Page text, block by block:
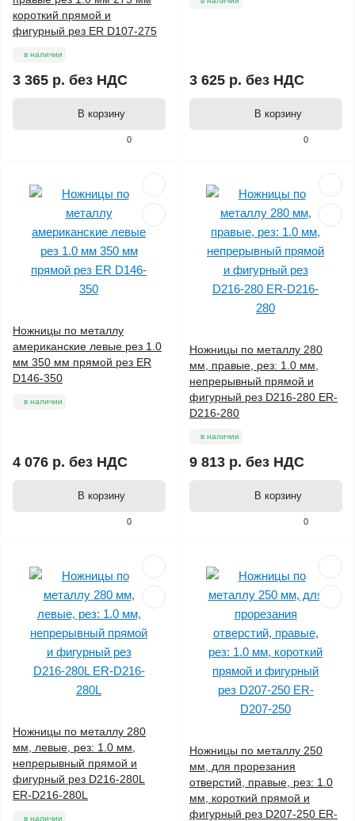
0
короткий прямой и
фигурный рез ER D107-275
в наличии
3 365 р. без НДС
В корзину
0
3 625 р. без НДС
В корзину
0
Ножницы по металлу
американские левые рез 1.0
мм 350 мм прямой рез ER
D146-350
в наличии
4 076 р. без НДС
В корзину
0
Ножницы по металлу 280
мм, правые, рез: 1.0 мм,
непрерывный прямой и
фигурный рез D216-280 ER-
D216-280
в наличии
9 813 р. без НДС
В корзину
Ножницы по металлу 280
мм, левые, рез: 1.0 мм,
непрерывный прямой и
фигурный рез D216-280L
ER-D216-280L
в наличии
Ножницы по металлу 250
мм, для прорезания
отверстий, правые, рез: 1.0
мм, короткий прямой и
фигурный рез D207-250 ER-